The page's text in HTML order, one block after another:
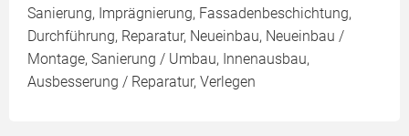
Sanierung, Imprägnierung, Fassadenbeschichtung,
Durchführung, Reparatur, Neueinbau, Neueinbau /
Montage, Sanierung / Umbau, Innenausbau,
Ausbesserung / Reparatur, Verlegen